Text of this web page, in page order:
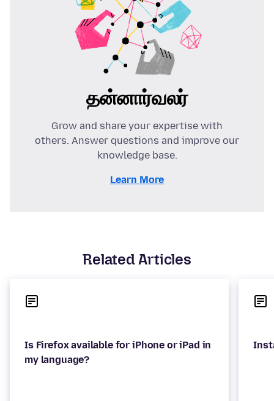
தன்னார்வலர்
Grow and share your expertise with
others. Answer questions and improve our
knowledge base.
Learn More
Related Articles
Is Firefox available for iPhone or iPad in